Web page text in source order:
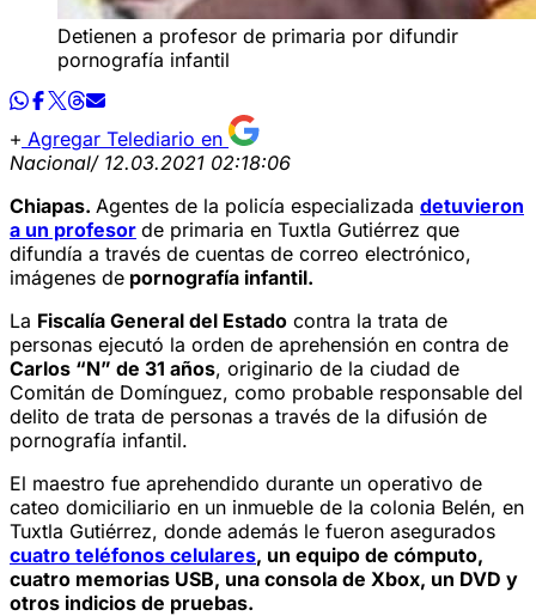
Detienen a profesor de primaria por difundir
pornografía infantil
Agregar Telediario en
Nacional/ 12.03.2021 02:18:06
Chiapas. Agentes de la policía especializada detuvieron
a un profesor de primaria en Tuxtla Gutiérrez que
difundía a través de cuentas de correo electrónico,
imágenes de pornografía infantil.
La Fiscalía General del Estado contra la trata de
personas ejecutó la orden de aprehensión en contra de
Carlos “N” de 31 años, originario de la ciudad de
Comitán de Domínguez, como probable responsable del
delito de trata de personas a través de la difusión de
pornografía infantil.
El maestro fue aprehendido durante un operativo de
cateo domiciliario en un inmueble de la colonia Belén, en
Tuxtla Gutiérrez, donde además le fueron asegurados
cuatro teléfonos celulares, un equipo de cómputo,
cuatro memorias USB, una consola de Xbox, un DVD y
otros indicios de pruebas.